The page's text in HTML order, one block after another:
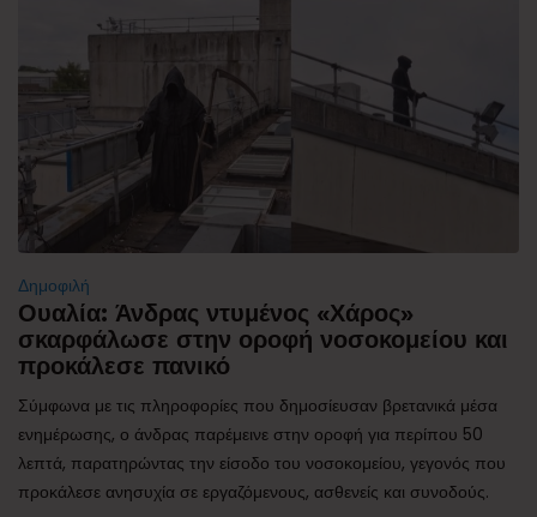
Δημοφιλή
Ουαλία: Άνδρας ντυμένος «Χάρος»
σκαρφάλωσε στην οροφή νοσοκομείου και
προκάλεσε πανικό
Σύμφωνα με τις πληροφορίες που δημοσίευσαν βρετανικά μέσα
ενημέρωσης, ο άνδρας παρέμεινε στην οροφή για περίπου 50
λεπτά, παρατηρώντας την είσοδο του νοσοκομείου, γεγονός που
προκάλεσε ανησυχία σε εργαζόμενους, ασθενείς και συνοδούς.